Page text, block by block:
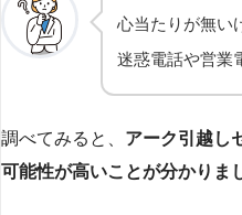
心当たりが無い
迷惑電話や営業
調べてみると、 アーク引越し
可能性が高いことが分かりま